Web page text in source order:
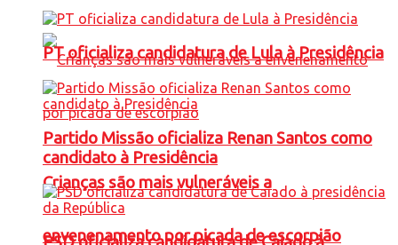
Crianças são mais vulneráveis a
envenenamento por picada de escorpião
PT oficializa candidatura de Lula à Presidência
Partido Missão oficializa Renan Santos como
candidato à Presidência